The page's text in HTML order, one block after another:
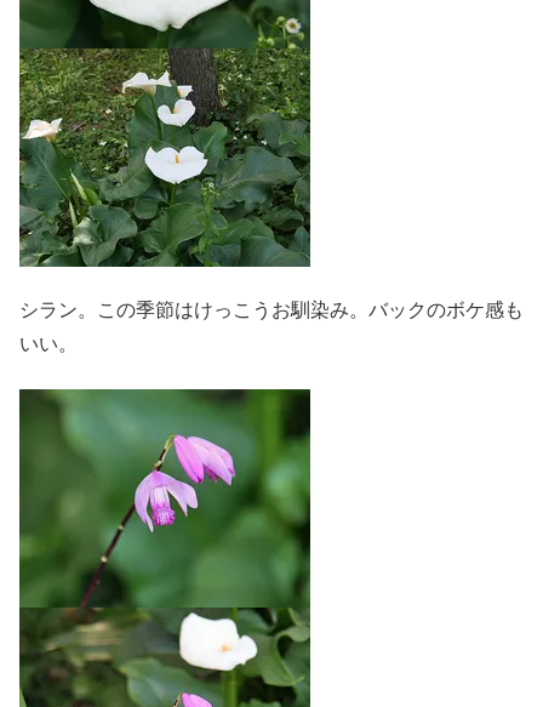
シラン。この季節はけっこうお馴染み。バックのボケ感も
いい。